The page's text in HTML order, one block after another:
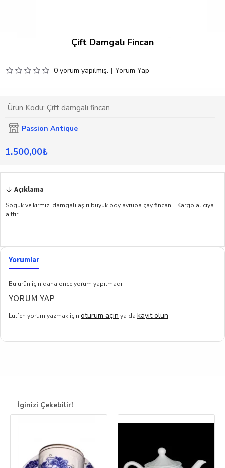
Çift Damgalı Fincan
0 yorum yapılmış. | Yorum Yap
1.500,00₺
Ürün Kodu: Çift damgalı fincan
Passion Antique
Açıklama
Soguk ve kırmızı damgalı aşırı büyük boy avrupa çay fincanı . Kargo alıcıya
aittir
Yorumlar
Bu ürün için daha önce yorum yapılmadı.
YORUM YAP
Lütfen yorum yazmak için oturum açın ya da kayıt olun.
İginizi Çekebilir!